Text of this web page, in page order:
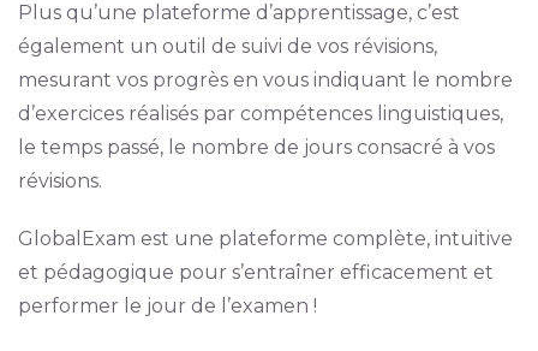
Plus qu’une plateforme d’apprentissage, c’est
également un outil de suivi de vos révisions,
mesurant vos progrès en vous indiquant le nombre
d’exercices réalisés par compétences linguistiques,
le temps passé, le nombre de jours consacré à vos
révisions.
GlobalExam est une plateforme complète, intuitive
et pédagogique pour s’entraîner efficacement et
performer le jour de l’examen !